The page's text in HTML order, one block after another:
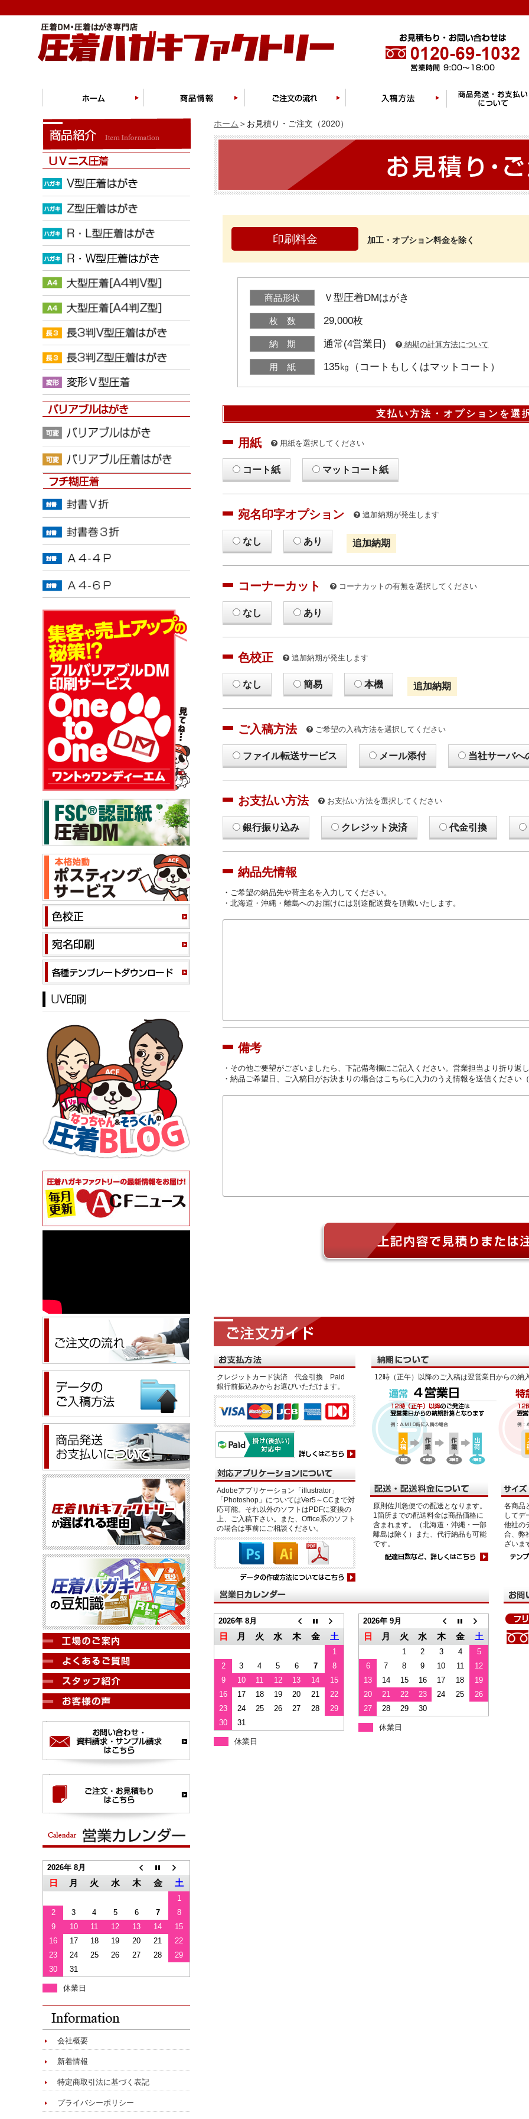
ホーム ＞お見積り・ご注文（2020）
印刷料金 加工・オプション料金を除く
商品形状 Ｖ型圧着DMはがき
枚 数 29,000枚
納 期 通常(4営業日) 納期の計算方法について
用 紙 135㎏（コートもしくはマットコート）
支払い方法・オプションを選
用紙 用紙を選択してください
コート紙 マットコート紙
宛名印字オプション 追加納期が発生します
なし あり 追加納期
コーナーカット コーナカットの有無を選択してください
なし あり
色校正 追加納期が発生します
なし 簡易 本機 追加納期
ご入稿方法 ご希望の入稿方法を選択してください
ファイル転送サービス メール添付 当社サーバへ
お支払い方法 お支払い方法を選択してください
銀行振り込み クレジット決済 代金引換
納品先情報
・ご希望の納品先や荷主名を入力してください。
・北海道・沖縄・離島へのお届けには別途配送費を頂戴いたします。
備考
・その他ご要望がございましたら、下記備考欄にご記入ください。営業担当より折り返
・納品ご希望日、ご入稿日がお決まりの場合はこちらに入力のうえ情報を送信ください
クレジットカード決済 代金引換 Paid
銀行前振込みからお選びいただけます。
12時（正午）以降のご入稿は翌営業日からの納
Adobeアプリケーション「illustrator」
「Photoshop」についてはVer5～CCまで対
応可能。それ以外のソフトはPDFに変換の
上、ご入稿下さい。また、Office系のソフト
の場合は事前にご相談ください。
原則佐川急便での配送となります。
1箇所までの配送料金は商品価格に
含まれます。（北海道・沖縄・一部
離島は除く）また、代行納品も可能
です。
各商品
してデ
他社の
合、弊
ざいま
2026年 8月
日 月 火 水 木 金 土
1
2
3 4 5 6 7
8
9
10 11 12 13 14
15
16
17 18 19 20 21
22
23
24 25 26 27 28
29
30
31
休業日
2026年 9月
日 月 火 水 木 金 土
1 2 3 4
5
6
7 8 9 10 11
12
13
14 15 16 17 18
19
20
21 22 23 24 25
26
27
28 29 30
休業日
2026年 8月
日 月 火 水 木 金 土
1
2
3 4 5 6 7
8
9
10 11 12 13 14
15
16
17 18 19 20 21
22
23
24 25 26 27 28
29
30
31
休業日
会社概要
新着情報
特定商取引法に基づく表記
プライバシーポリシー